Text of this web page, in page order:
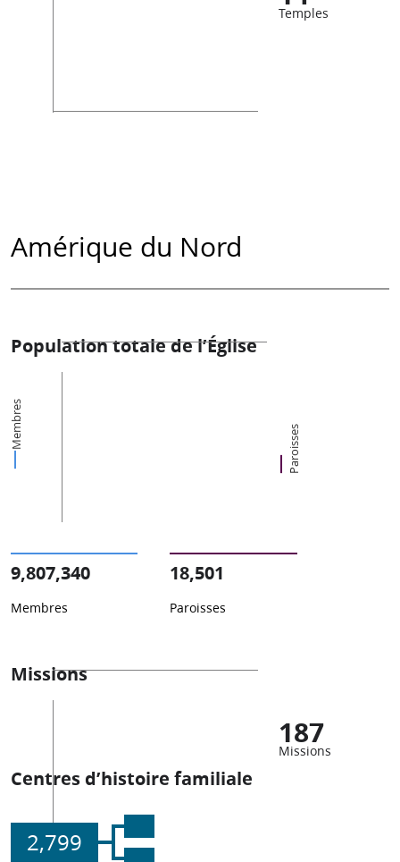
Temples
Amérique du Nord
Population totale de l’Église
Membres Paroisses
9,807,340
Membres
18,501
Paroisses
Missions
187
Missions
Centres d’histoire familiale
2,799